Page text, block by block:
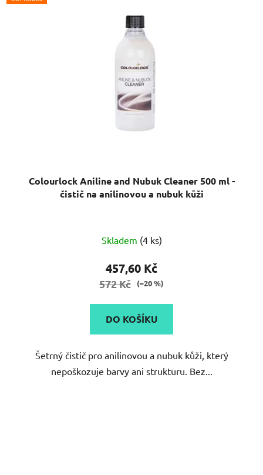
Colourlock Aniline and Nubuk Cleaner 500 ml -
čistič na anilinovou a nubuk kůži
Skladem (4 ks)
457,60 Kč
572 Kč (–20 %)
DO KOŠÍKU
Šetrný čistič pro anilinovou a nubuk kůži, který
nepoškozuje barvy ani strukturu. Bez...